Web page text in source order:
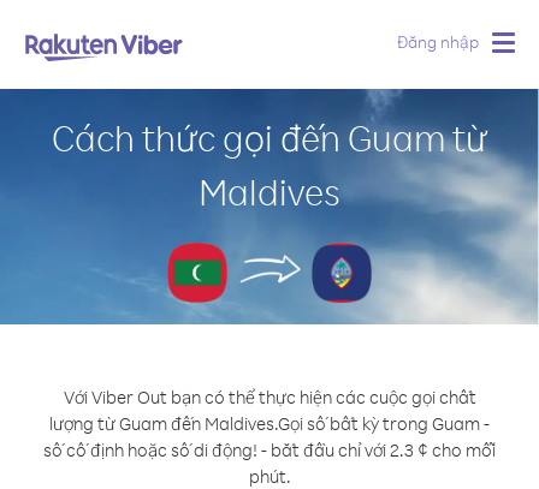
Đăng nhập
Cách thức gọi đến Guam từ
Maldives
Với Viber Out bạn có thể thực hiện các cuộc gọi chất
lượng từ Guam đến Maldives.Gọi số bất kỳ trong Guam -
số cố định hoặc số di động! - bắt đầu chỉ với 2.3 ¢ cho mỗi
phút.